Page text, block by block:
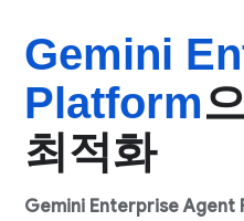
Gemini
Platform
최적화
Gemini Enterprise Agent